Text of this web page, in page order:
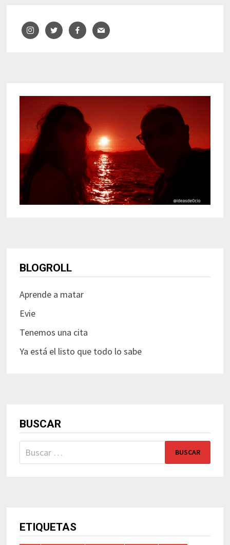
BLOGROLL
Aprende a matar
Evie
Tenemos una cita
Ya está el listo que todo lo sabe
BUSCAR
Buscar:
ETIQUETAS